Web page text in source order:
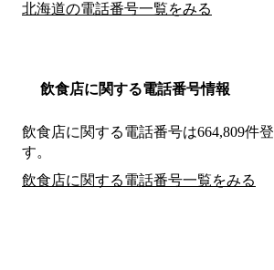
北海道の電話番号一覧をみる
飲食店に関する電話番号情報
飲食店に関する電話番号は664,809件
す。
飲食店に関する電話番号一覧をみる